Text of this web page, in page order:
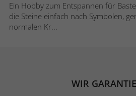
Ein Hobby zum Entspannen für
die Steine einfach nach Symbolen,
normalen Kr...
WIR